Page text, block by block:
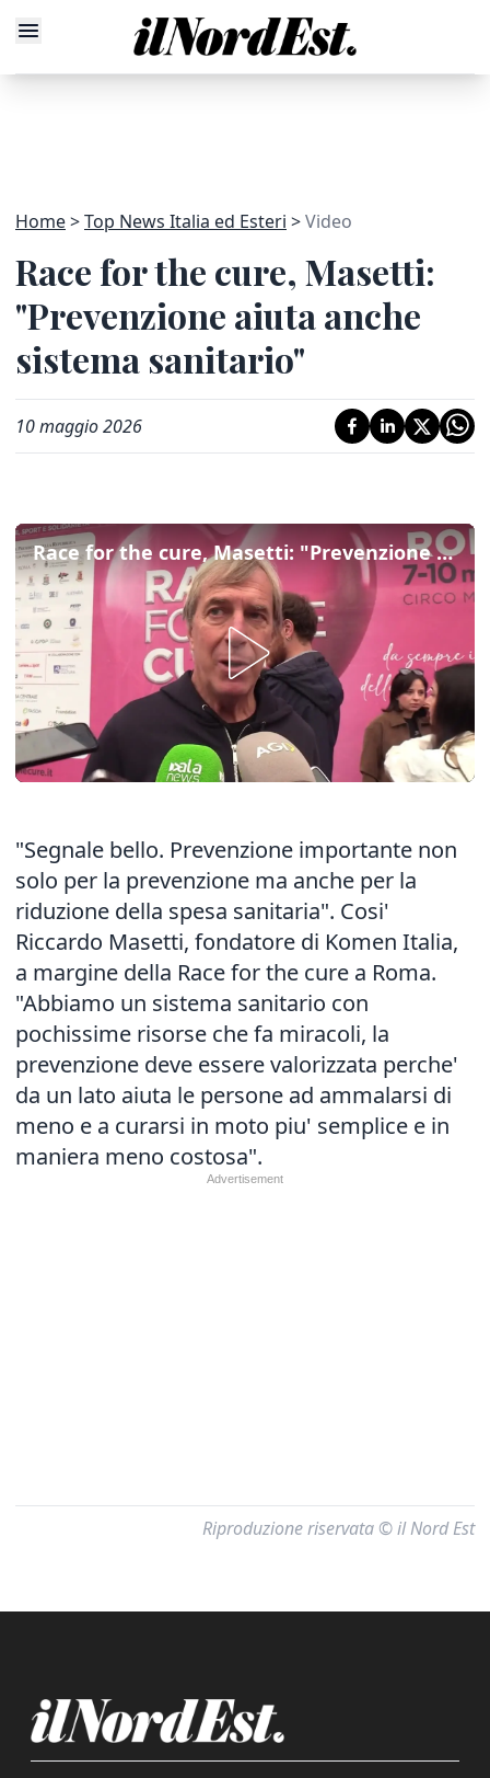
Home Top News Italia ed Esteri Video
Race for the cure, Masetti:
"Prevenzione aiuta anche
sistema sanitario"
10 maggio 2026
Race for the cure, Masetti: "Prevenzione aiuta anche sistema sanitario"
"Segnale bello. Prevenzione importante non
solo per la prevenzione ma anche per la
riduzione della spesa sanitaria". Cosi'
Riccardo Masetti, fondatore di Komen Italia,
a margine della Race for the cure a Roma.
"Abbiamo un sistema sanitario con
pochissime risorse che fa miracoli, la
prevenzione deve essere valorizzata perche'
da un lato aiuta le persone ad ammalarsi di
meno e a curarsi in moto piu' semplice e in
maniera meno costosa".
Riproduzione riservata © il Nord Est